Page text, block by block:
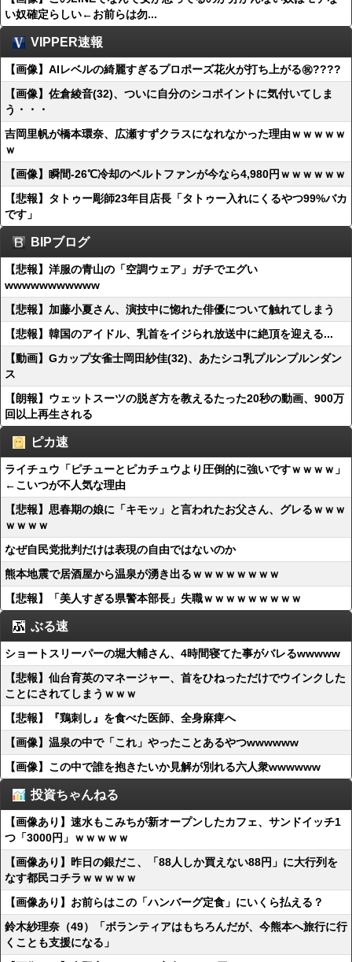
い奴確定らしい←お前らは勿...
VIPPER速報
【画像】AIレベルの綺麗すぎるプロポーズ花火が打ち上がる㊗????
【画像】佐倉綾音(32)、ついに自分のシコポイントに気付いてしま
う・・・
吉岡里帆が橋本環奈、広瀬すずクラスになれなかった理由ｗｗｗｗｗ
ｗ
【画像】瞬間-26℃冷却のベルトファンが今なら4,980円ｗｗｗｗｗｗ
【悲報】タトゥー彫師23年目店長「タトゥー入れにくるやつ99%バカ
です」
BIPブログ
【悲報】洋服の青山の「空調ウェア」ガチでエグい
wwwwwwwwwww
【悲報】加藤小夏さん、演技中に惚れた俳優について触れてしまう
【悲報】韓国のアイドル、乳首をイジられ放送中に絶頂を迎える...
【動画】Gカップ女雀士岡田紗佳(32)、あたシコ乳プルンプルンダン
ス
【朗報】ウェットスーツの脱ぎ方を教えるたった20秒の動画、900万
回以上再生される
ピカ速
ライチュウ「ピチューとピカチュウより圧倒的に強いですｗｗｗｗ」
←こいつが不人気な理由
【悲報】思春期の娘に「キモッ」と言われたお父さん、グレるｗｗｗ
ｗｗｗｗ
なぜ自民党批判だけは表現の自由ではないのか
熊本地震で居酒屋から温泉が湧き出るｗｗｗｗｗｗｗｗ
【悲報】「美人すぎる県警本部長」失職ｗｗｗｗｗｗｗｗｗ
ぶる速
ショートスリーパーの堀大輔さん、4時間寝てた事がバレるwwwww
【悲報】仙台育英のマネージャー、首をひねっただけでウインクした
ことにされてしまうｗｗｗ
【悲報】『鶏刺し』を食べた医師、全身麻痺へ
【画像】温泉の中で「これ」やったことあるやつwwwwww
【画像】この中で誰を抱きたいか見解が別れる六人衆wwwwww
投資ちゃんねる
【画像あり】速水もこみちが新オープンしたカフェ、サンドイッチ1
つ「3000円」ｗｗｗｗｗ
【画像あり】昨日の銀だこ、「88人しか買えない88円」に大行列を
なす都民コチラｗｗｗｗｗ
【画像あり】お前らはこの「ハンバーグ定食」にいくら払える？
鈴木紗理奈（49）「ボランティアはもちろんだが、今熊本へ旅行に行
くことも支援になる」